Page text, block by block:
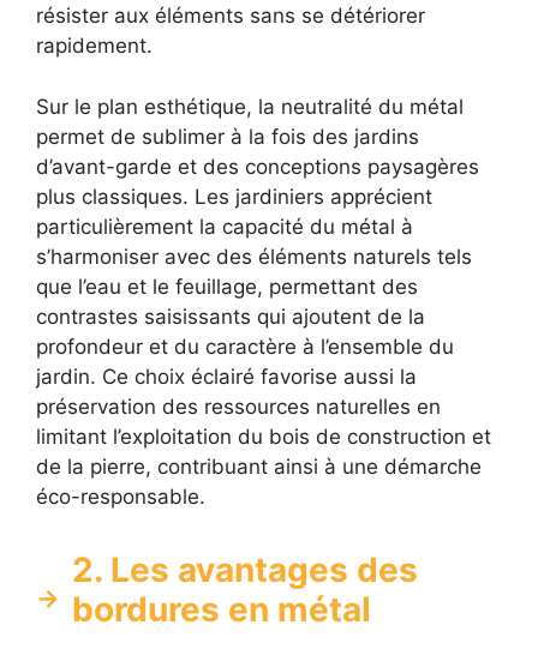
résister aux éléments sans se détériorer
rapidement.
Sur le plan esthétique, la neutralité du métal
permet de sublimer à la fois des jardins
d’avant-garde et des conceptions paysagères
plus classiques. Les jardiniers apprécient
particulièrement la capacité du métal à
s’harmoniser avec des éléments naturels tels
que l’eau et le feuillage, permettant des
contrastes saisissants qui ajoutent de la
profondeur et du caractère à l’ensemble du
jardin. Ce choix éclairé favorise aussi la
préservation des ressources naturelles en
limitant l’exploitation du bois de construction et
de la pierre, contribuant ainsi à une démarche
éco-responsable.
2. Les avantages des
bordures en métal